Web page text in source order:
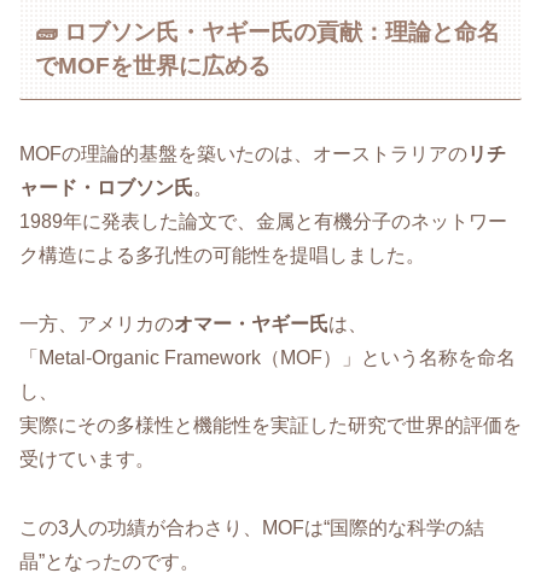
🧱 ロブソン氏・ヤギー氏の貢献：理論と命名
でMOFを世界に広める
MOFの理論的基盤を築いたのは、オーストラリアのリチ
ャード・ロブソン氏。
1989年に発表した論文で、金属と有機分子のネットワー
ク構造による多孔性の可能性を提唱しました。
一方、アメリカのオマー・ヤギー氏は、
「Metal-Organic Framework（MOF）」という名称を命名
し、
実際にその多様性と機能性を実証した研究で世界的評価を
受けています。
この3人の功績が合わさり、MOFは“国際的な科学の結
晶”となったのです。